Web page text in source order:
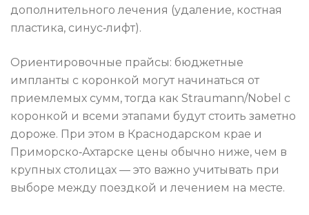
дополнительного лечения (удаление, костная
пластика, синус‑лифт).
Ориентировочные прайсы: бюджетные
импланты с коронкой могут начинаться от
приемлемых сумм, тогда как Straumann/Nobel с
коронкой и всеми этапами будут стоить заметно
дороже. При этом в Краснодарском крае и
Приморско‑Ахтарске цены обычно ниже, чем в
крупных столицах — это важно учитывать при
выборе между поездкой и лечением на месте.